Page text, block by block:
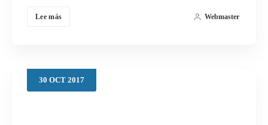
Lee más Webmaster
30 OCT 2017